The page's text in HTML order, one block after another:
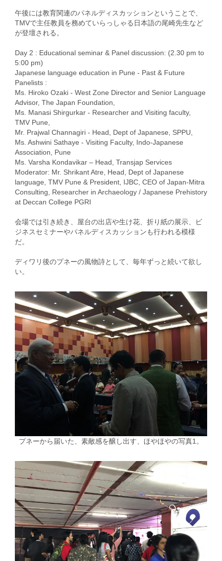
午後には教育関連のパネルディスカッションということで、
TMVで主任教員を務めていらっしゃる日本語の尾崎先生など
が登壇される。
Day 2 : Educational seminar & Panel discussion: (2.30 pm to
5:00 pm)
Japanese language education in Pune - Past & Future
Panelists :
Ms. Hiroko Ozaki - West Zone Director and Senior Language
Advisor, The Japan Foundation,
Ms. Manasi Shirgurkar - Researcher and Visiting faculty,
TMV Pune,
Mr. Prajwal Channagiri - Head, Dept of Japanese, SPPU,
Ms. Ashwini Sathaye - Visiting Faculty, Indo-Japanese
Association, Pune
Ms. Varsha Kondavikar – Head, Transjap Services
Moderator: Mr. Shrikant Atre, Head, Dept of Japanese
language, TMV Pune & President, IJBC, CEO of Japan-Mitra
Consulting, Researcher in Archaeology / Japanese Prehistory
at Deccan College PGRI
会場では引き続き、屋台の出店や生け花、折り紙の展示、ビ
ジネスセミナーやパネルディスカッションも行われる模様
だ。
ディワリ後のプネーの風物詩として、毎年ずっと続いて欲し
い。
プネーから届いた、素敵感を醸し出す、ほやほやの写真1。